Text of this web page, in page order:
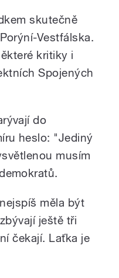
skutečně
Vestfálska.
kritiky i
Spojených
do
heslo: "Jediný
musím
měla být
ještě tři
čekají. Laťka je